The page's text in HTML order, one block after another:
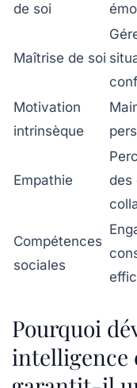
de soi
Maîtrise de soi
Motivation
intrinsèque
Empathie
des
Compétences
sociales
Pourquoi
intelligence